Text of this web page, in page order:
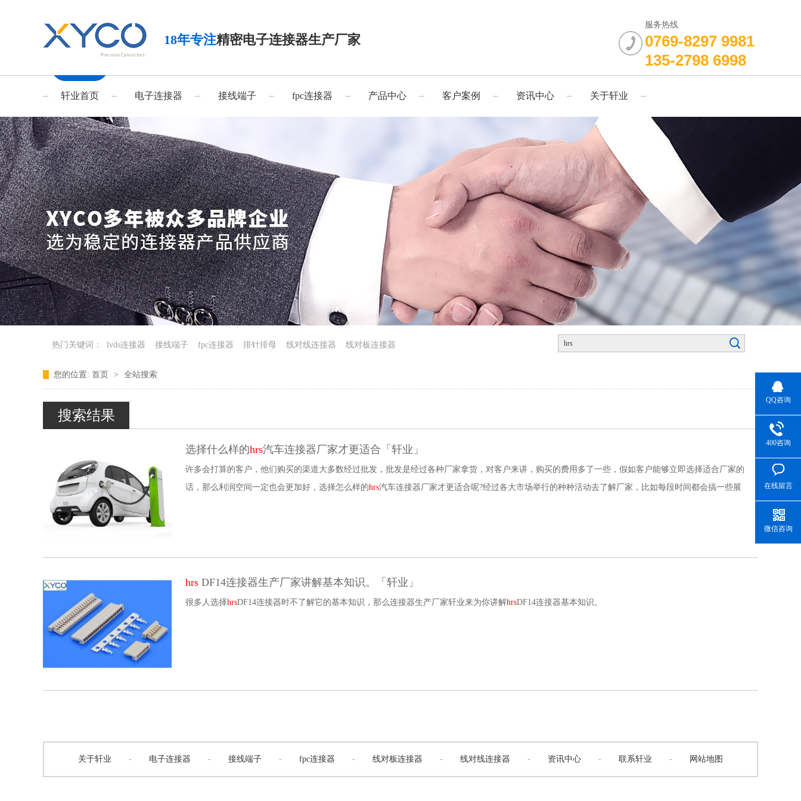
18年专注精密电子连接器生产厂家
服务热线
0769-8297 9981
135-2798 6998
轩业首页 电子连接器 接线端子 fpc连接器 产品中心 客户案例 资讯中心 关于轩业
热门关键词： lvds连接器 接线端子 fpc连接器 排针排母 线对线连接器 线对板连接器
您的位置: 首页 > 全站搜索
搜索结果
选择什么样的hrs汽车连接器厂家才更适合「轩业」
许多会打算的客户，他们购买的渠道大多数经过批发，批发是经过各种厂家拿货，对客户来讲，购买的费用多了一些，假如客户能够立即选择适合厂家的
话，那么利润空间一定也会更加好，选择怎么样的hrs汽车连接器厂家才更适合呢?经过各大市场举行的种种活动去了解厂家，比如每段时间都会搞一些展
hrs DF14连接器生产厂家讲解基本知识。「轩业」
很多人选择hrsDF14连接器时不了解它的基本知识，那么连接器生产厂家轩业来为你讲解hrsDF14连接器基本知识。
关于轩业 - 电子连接器 - 接线端子 - fpc连接器 - 线对板连接器 - 线对线连接器 - 资讯中心 - 联系轩业 - 网站地图
QQ咨询
400咨询
在线留言
微信咨询